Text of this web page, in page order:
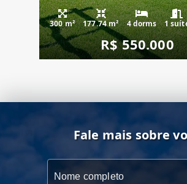
300 m² 177.74 m² 4 dorms 1
R$ 550.000
Fale mais sobre